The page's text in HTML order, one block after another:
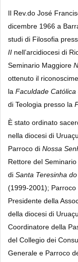
Il Rev.do José
dicembre 1966 a
studi di Filosofia
II nell’arcidiocesi di
Seminario Maggiore
ottenuto il
la Faculdade Católica
di Teologia presso la
È stato ordinato
nella diocesi di
Parroco di Nossa
Rettore del
di Santa Teresinha
(1999-2001); Parroco
Presidente della
della diocesi di
Coordinatore della
del Collegio dei
Generale e Parroco